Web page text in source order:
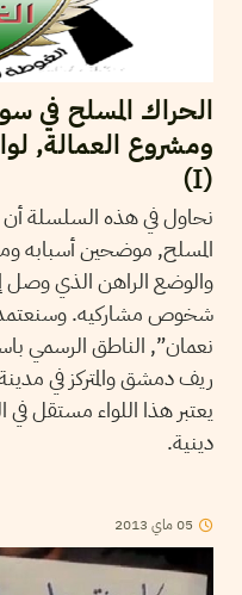
الحراك المسلح في
ومشروع العمالة,
(I)
نحاول في هذه السلسلة
المسلح, موضحين أسبابه
والوضع الراهن الذي وصل
شخوص مشاركيه.
نعمان”, الناطق الرسمي
يعتبر هذا اللواء مستقل في
دينية.
05ماي 2013